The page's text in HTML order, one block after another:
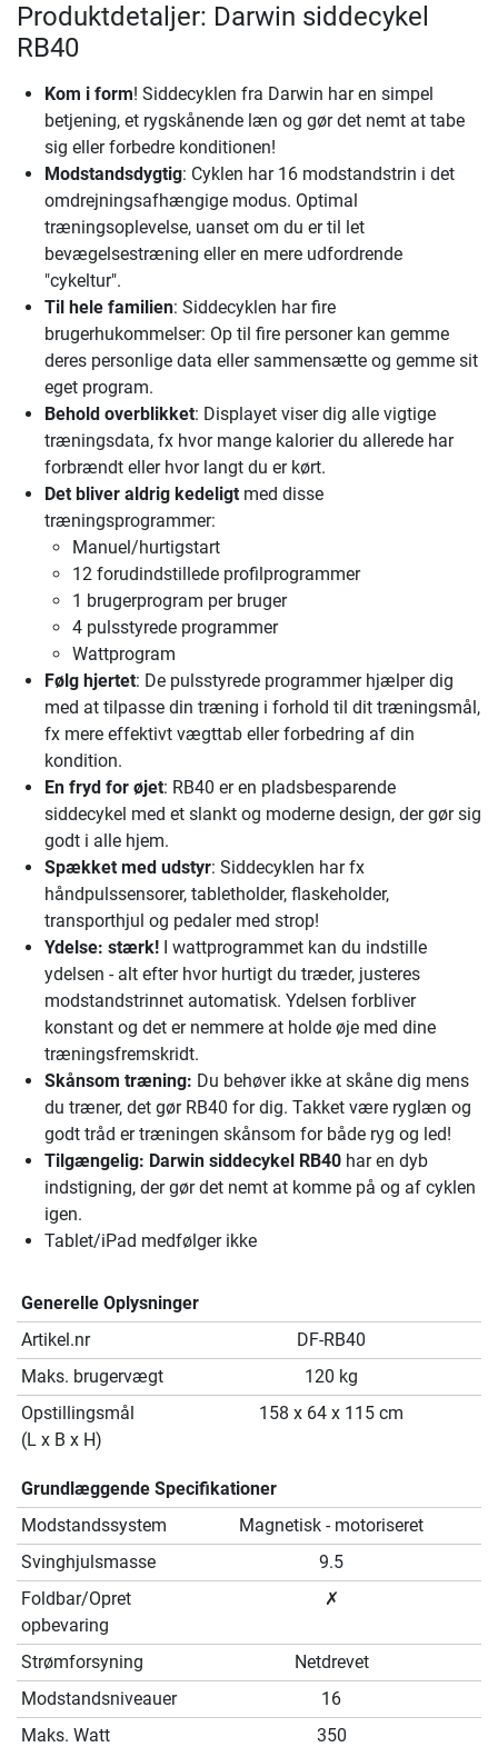
Produktdetaljer: Darwin siddecykel
RB40
Kom i form! Siddecyklen fra Darwin har en simpel
betjening, et rygskånende læn og gør det nemt at tabe
sig eller forbedre konditionen!
Modstandsdygtig: Cyklen har 16 modstandstrin i det
omdrejningsafhængige modus. Optimal
træningsoplevelse, uanset om du er til let
bevægelsestræning eller en mere udfordrende
"cykeltur".
Til hele familien: Siddecyklen har fire
brugerhukommelser: Op til fire personer kan gemme
deres personlige data eller sammensætte og gemme sit
eget program.
Behold overblikket: Displayet viser dig alle vigtige
træningsdata, fx hvor mange kalorier du allerede har
forbrændt eller hvor langt du er kørt.
Det bliver aldrig kedeligt med disse
træningsprogrammer:
Manuel/hurtigstart
12 forudindstillede profilprogrammer
1 brugerprogram per bruger
4 pulsstyrede programmer
Wattprogram
Følg hjertet: De pulsstyrede programmer hjælper dig
med at tilpasse din træning i forhold til dit træningsmål,
fx mere effektivt vægttab eller forbedring af din
kondition.
En fryd for øjet: RB40 er en pladsbesparende
siddecykel med et slankt og moderne design, der gør sig
godt i alle hjem.
Spækket med udstyr: Siddecyklen har fx
håndpulssensorer, tabletholder, flaskeholder,
transporthjul og pedaler med strop!
Ydelse: stærk! I wattprogrammet kan du indstille
ydelsen - alt efter hvor hurtigt du træder, justeres
modstandstrinnet automatisk. Ydelsen forbliver
konstant og det er nemmere at holde øje med dine
træningsfremskridt.
Skånsom træning: Du behøver ikke at skåne dig mens
du træner, det gør RB40 for dig. Takket være ryglæn og
godt tråd er træningen skånsom for både ryg og led!
Tilgængelig: Darwin siddecykel RB40 har en dyb
indstigning, der gør det nemt at komme på og af cyklen
igen.
Tablet/iPad medfølger ikke
Generelle Oplysninger
Artikel.nr
DF-RB40
Maks. brugervægt
120 kg
Opstillingsmål
(L x B x H)
158 x 64 x 115 cm
Grundlæggende Specifikationer
Modstandssystem
Magnetisk - motoriseret
Svinghjulsmasse
9.5
Foldbar/Opret
opbevaring
✗
Strømforsyning
Netdrevet
Modstandsniveauer
16
Maks. Watt
350